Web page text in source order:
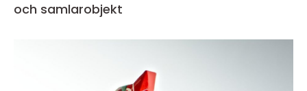
och samlarobjekt